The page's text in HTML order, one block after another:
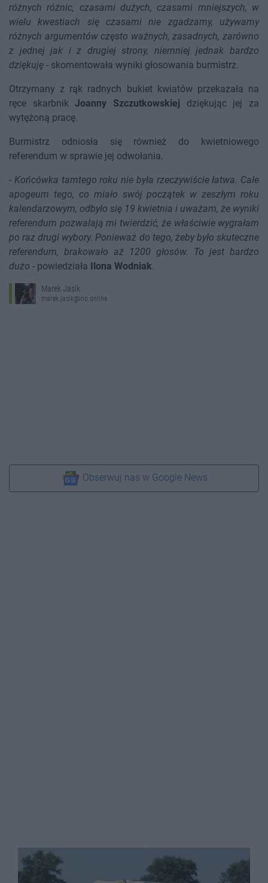
różnych różnic, czasami dużych, czasami mniejszych, w
wielu kwestiach się czasami nie zgadzamy, używamy
różnych argumentów często ważnych, zasadnych, zarówno
z jednej jak i z drugiej strony, niemniej jednak bardzo
dziękuję - skomentowała wyniki głosowania burmistrz.
Otrzymany z rąk radnych bukiet kwiatów przekazała na
ręce skarbnikJoanny Szczutkowskiej dziękując jej za
wytężoną pracę.
Burmistrz odniosła się również do kwietniowego
referendum w sprawie jej odwołania.
- Końcówka tamtego roku nie była rzeczywiście łatwa. Całe
apogeum tego, co miało swój początek w zeszłym roku
kalendarzowym, odbyło się 19 kwietnia i uważam, że wyniki
referendum pozwalają mi twierdzić, że właściwie wygrałam
po raz drugi wybory. Ponieważ do tego, żeby było skuteczne
referendum, brakowało aż 1200 głosów. To jest bardzo
dużo - powiedziała Ilona Wodniak.
Marek Jasik
marek.jasik@ino.online
Obserwuj nas w Google News